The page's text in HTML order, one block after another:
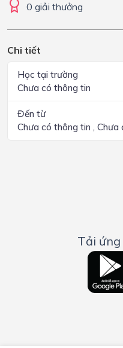
0 giải thưởng
Chi tiết
Học tại trường
Chưa có thông tin
Đến từ
Chưa có thông tin , Chưa
Tải